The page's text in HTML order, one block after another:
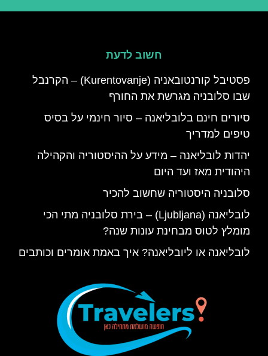
חשוב לדעת
פסטיבל קורנטובאניה (Kurentovanje) – הקרנבל
שבו סלובניה מגרשת את החורף
סיורים חינם בלובליאנה – סיור חינמי על בסיס
טיפים למדריך
יהדות לובליאנה – מידע על ההיסטוריה והקהילה
היהודית מאז ועד היום
סלובניה היסטוריה שחשוב להכיר
לובליאנה (Ljubljana) – בירת סלובניה מתי הכי
מומלץ לטוס מבחינת עונות שנה?
לובליאנה או ליובליאנה? איך באמת אומרים וכותבים